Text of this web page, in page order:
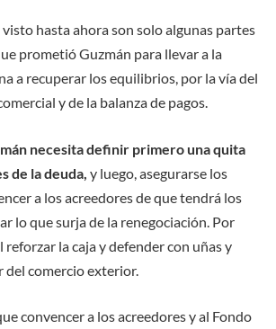
hasta ahora son solo algunas partes
prometió Guzmán para llevar a la
a recuperar los equilibrios, por la vía del
y de la balanza de pagos.
necesita definir primero una quita
de la deuda, y luego, asegurarse los
a los acreedores de que tendrá los
lo que surja de la renegociación. Por
reforzar la caja y defender con uñas y
del comercio exterior.
convencer a los acreedores y al Fondo